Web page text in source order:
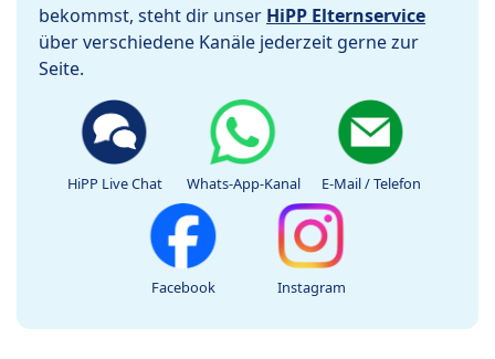
bekommst, steht dir unser HiPP Elternservice
über verschiedene Kanäle jederzeit gerne zur
Seite.
HiPP Live Chat Whats-App-Kanal E-Mail / Telefon
Facebook Instagram